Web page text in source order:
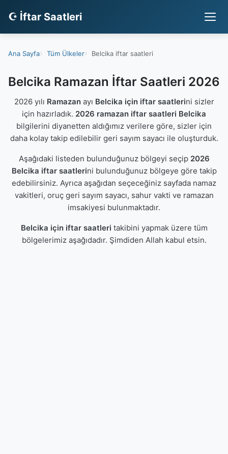
☪ İftar Saatleri
Ana Sayfa Tüm Ülkeler Belcika iftar saatleri
Belcika Ramazan İftar Saatleri 2026
2026 yılı Ramazanayı Belcika için iftar saatlerini sizler
için hazırladık. 2026 ramazan iftar saatleri Belcika
bilgilerini diyanetten aldığımız verilere göre, sizler için
daha kolay takip edilebilir geri sayım sayacı ile oluşturduk.
Aşağıdaki listeden bulunduğunuz bölgeyi seçip 2026
Belcika iftar saatlerini bulunduğunuz bölgeye göre takip
edebilirsiniz. Ayrıca aşağıdan seçeceğiniz sayfada namaz
vakitleri, oruç geri sayım sayacı, sahur vakti ve ramazan
imsakiyesi bulunmaktadır.
Belcika için iftar saatleri takibini yapmak üzere tüm
bölgelerimiz aşağıdadır. Şimdiden Allah kabul etsin.